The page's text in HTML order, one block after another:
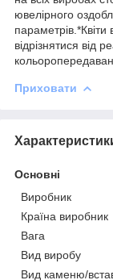
ювелірного
відрізнятися від
Приховати
Основні
Виробник
Країна виробник
Вага
Вид виробу
Вид каменю/